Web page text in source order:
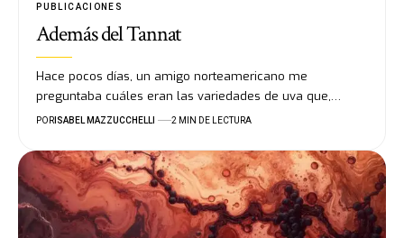
PUBLICACIONES
Además del Tannat
Hace pocos días, un amigo norteamericano me
preguntaba cuáles eran las variedades de uva que,…
POR ISABEL MAZZUCCHELLI 2 MIN DE LECTURA